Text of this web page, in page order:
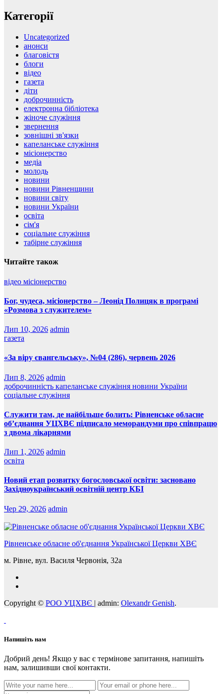
Категорії
Uncategorized
анонси
благовістя
блоги
відео
газета
діти
доброчинність
електронна бібліотека
жіноче служіння
звернення
зовнішні зв'язки
капеланське служіння
місіонерство
медіа
молодь
новини
новини Рівненщини
новини світу
новини України
освіта
сім'я
соціальне служіння
табірне служіння
Читайте також
відео місіонерство
Бог, чудеса, місіонерство – Леонід Полицяк в програмі
«Розмова з служителем»
Лип 10, 2026 admin
газета
«За віру євангельську», №04 (286), червень 2026
Лип 8, 2026 admin
доброчинність капеланське служіння новини України
соціальне служіння
Служити там, де найбільше болить: Рівненське обласне
об’єднання УЦХВЄ підписало меморандуми про співпрацю
з двома лікарнями
Лип 1, 2026 admin
освіта
Новий етап розвитку богословської освіти: засновано
Західноукраїнський освітній центр КБІ
Чер 29, 2026 admin
Рівненське обласне об'єднання Української Церкви ХВЄ
м. Рівне, вул. Василя Червонія, 32а
Copyright © РОО УЦХВЄ | admin: Olexandr Genish.
Напишіть нам
Добрий день! Якщо у вас є термінове запитання, напишіть
нам, залишивши свої контакти.